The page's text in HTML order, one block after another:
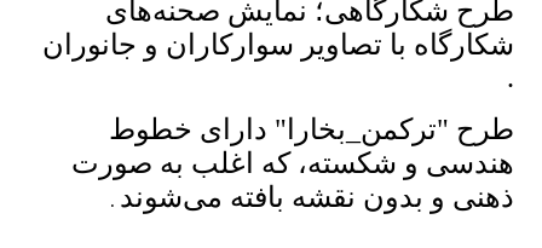
طرح شکارگاهی؛ نمایش صحنه‌های
شکارگاه با تصاویر سوارکاران و جانوران
.
طرح "ترکمن_بخارا" دارای خطوط
هندسی و شکسته، که اغلب به صورت
ذهنی و بدون نقشه بافته می‌شوند .